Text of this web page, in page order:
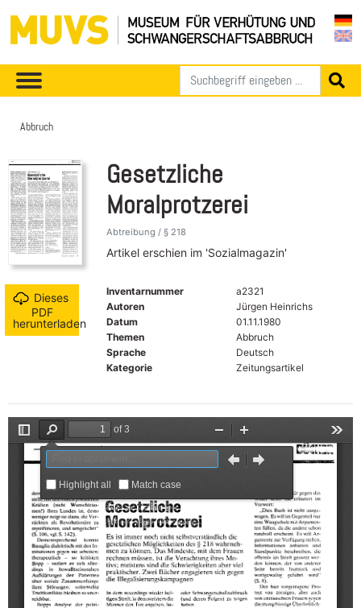
Abbruch
Dieses
PDF
herunterladen
Gesetzliche
Moralprotzerei
Abtreibung / § 218
Artikel erschien im 'Sozialmagazin'
Inventarnummer
a2321
Autoren
Jürgen Heinrichs
Datum
01.11.1980
Themen
Abbruch
Sprache
Deutsch
Kategorie
Zeitungsartikel